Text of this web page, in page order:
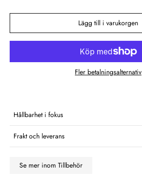
Lägg till i varukorgen
Fler betalningsalternativ
Hållbarhet i fokus
Frakt och leverans
Se mer inom Tillbehör